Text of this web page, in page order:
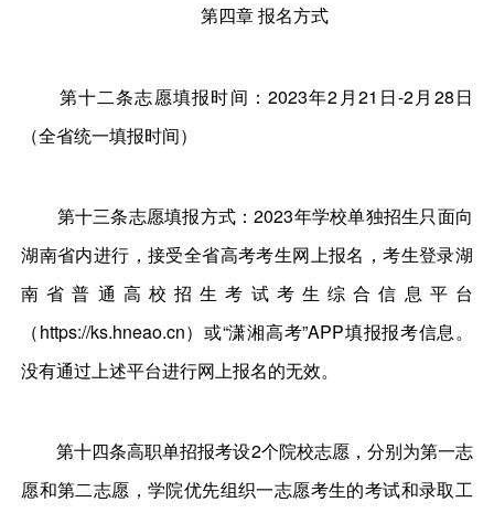
第四章 报名方式
第十二条志愿填报时间：2023年2月21日-2月28日
（全省统一填报时间）
第十三条志愿填报方式：2023年学校单独招生只面向
湖南省内进行，接受全省高考考生网上报名，考生登录湖
南省普通高校招生考试考生综合信息平台
（https://ks.hneao.cn）或“潇湘高考”APP填报报考信息。
没有通过上述平台进行网上报名的无效。
第十四条高职单招报考设2个院校志愿，分别为第一志
愿和第二志愿，学院优先组织一志愿考生的考试和录取工